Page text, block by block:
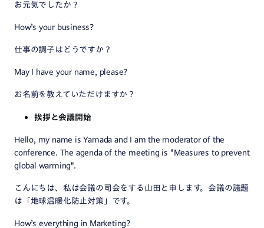
お元気でしたか？
How’s your business?
仕事の調子はどうですか？
May I have your name, please?
お名前を教えていただけますか？
挨拶と会議開始
Hello, my name is Yamada and I am the moderator of the
conference. The agenda of the meeting is "Measures to prevent
global warming".
こんにちは、私は会議の司会をする山田と申します。会議の議題
は「地球温暖化防止対策」です。
How’s everything in Marketing?